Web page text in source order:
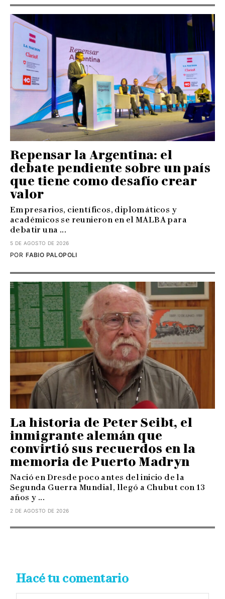
Repensar la Argentina: el
debate pendiente sobre un país
que tiene como desafío crear
valor
Empresarios, científicos, diplomáticos y
académicos se reunieron en el MALBA para
debatir una ...
5 DE AGOSTO DE 2026
FABIO PALOPOLI
POR
La historia de Peter Seibt, el
inmigrante alemán que
convirtió sus recuerdos en la
memoria de Puerto Madryn
Nació en Dresde poco antes del inicio de la
Segunda Guerra Mundial, llegó a Chubut con 13
años y ...
2 DE AGOSTO DE 2026
Hacé tu comentario